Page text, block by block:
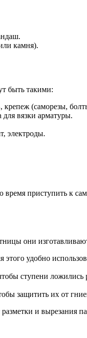
камня).
быть такими:
(саморезы,
вязки арматуры.
электроды.
приступить к
они
удобно
ступени
защитить их от
и вырезания